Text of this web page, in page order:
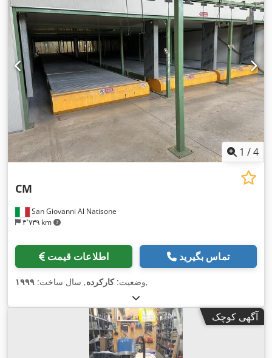
1 /4
San Giovanni Al Natisone
۳٬۷۳۹ km
CM
اطلاعات قیمت تماس بگیرید
وضعیت:کارکرده, سال ساخت: ۱۹۹۹ ,
آگهی کوچک